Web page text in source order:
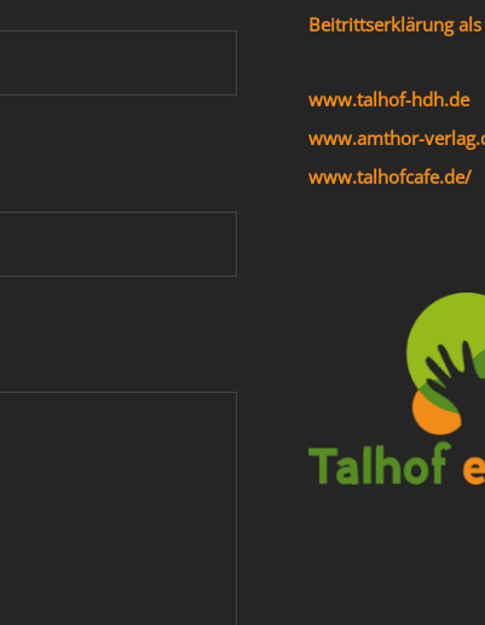
Beitrittserklärung
www.talhof-hdh.de
www.amthor-
www.talhofcafe.de/